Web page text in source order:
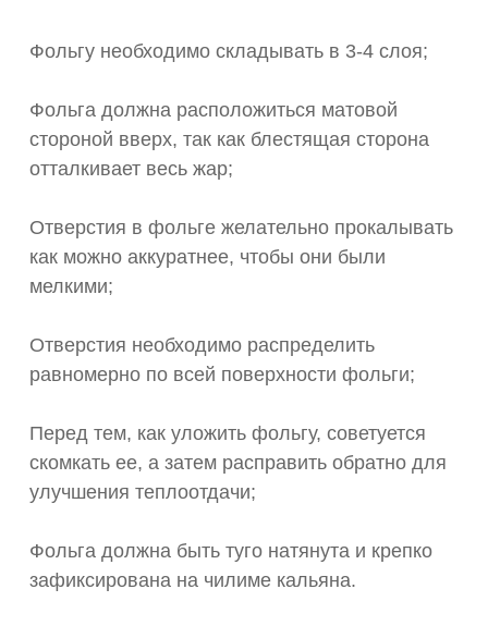
Фольгу необходимо складывать в 3-4 слоя;
Фольга должна расположиться матовой
стороной вверх, так как блестящая сторона
отталкивает весь жар;
Отверстия в фольге желательно прокалывать
как можно аккуратнее, чтобы они были
мелкими;
Отверстия необходимо распределить
равномерно по всей поверхности фольги;
Перед тем, как уложить фольгу, советуется
скомкать ее, а затем расправить обратно для
улучшения теплоотдачи;
Фольга должна быть туго натянута и крепко
зафиксирована на чилиме кальяна.